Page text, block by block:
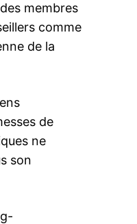
membres
comme
de la
de
ne
son